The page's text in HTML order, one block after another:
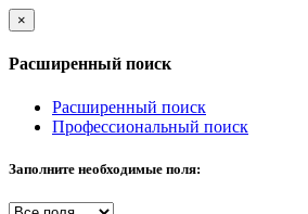
×
Расширенный поиск
Расширенный поиск
Профессиональный поиск
Заполните необходимые поля: